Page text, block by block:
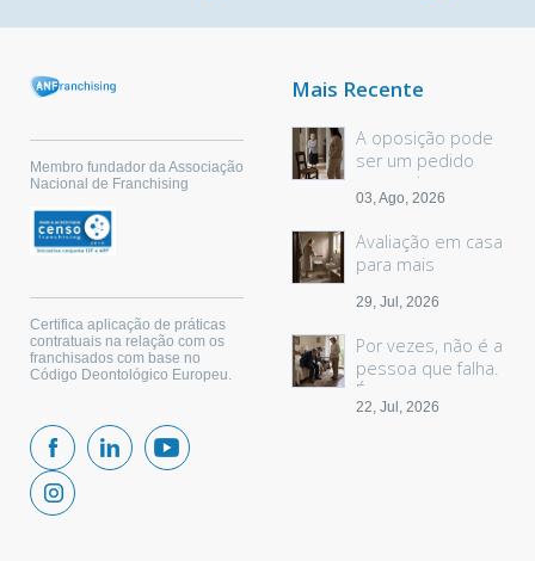
Membro fundador da Associação
Nacional de Franchising
Certifica aplicação de práticas
contratuais na relação com os
franchisados com base no
Código Deontológico Europeu.
Mais Recente
A oposição pode
ser um pedido
sem palavras
03, Ago, 2026
Avaliação em casa
para mais
29, Jul, 2026
Por vezes, não é a
pessoa que falha.
É o espaço.
22, Jul, 2026